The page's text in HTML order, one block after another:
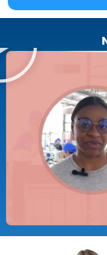
R
p
u
c